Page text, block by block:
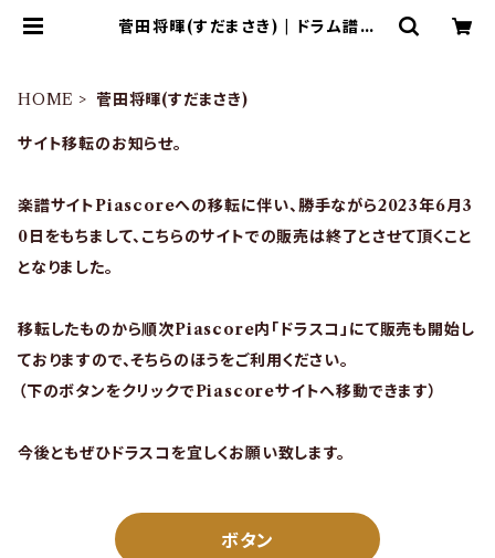
菅田将暉(すだまさき) | ドラム譜面
HOME 菅田将暉(すだまさき)
サイト移転のお知らせ。
楽譜サイトPiascoreへの移転に伴い、勝手ながら2023年6月3
0日をもちまして、こちらのサイトでの販売は終了とさせて頂くこと
となりました。
移転したものから順次Piascore内「ドラスコ」にて販売も開始し
ておりますので、そちらのほうをご利用ください。
（下のボタンをクリックでPiascoreサイトへ移動できます）
今後ともぜひドラスコを宜しくお願い致します。
ボタン